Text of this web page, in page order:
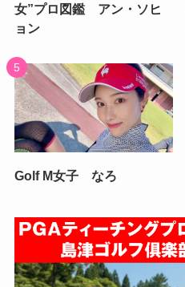
女”プロ図鑑 アン・ソヒ
ョン
Golf M女子 なろ